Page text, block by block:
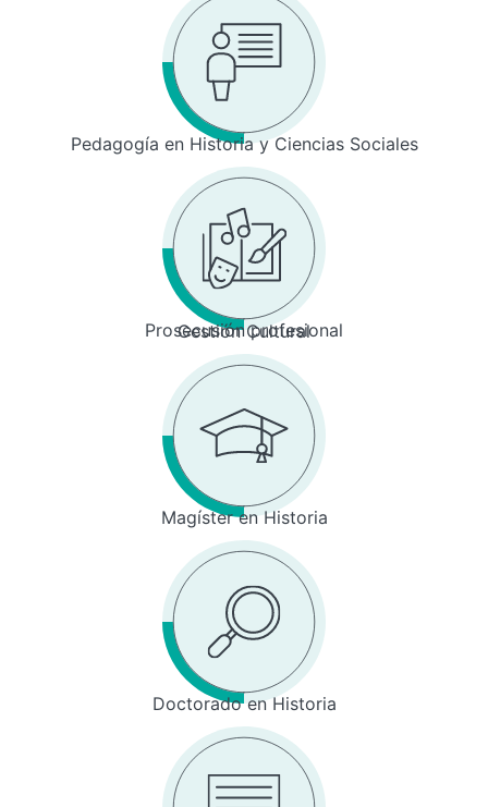
Pedagogía en Historia y Ciencias Sociales
Prosecusión profesional
Gestión Cultural
Magíster en Historia
Doctorado en Historia